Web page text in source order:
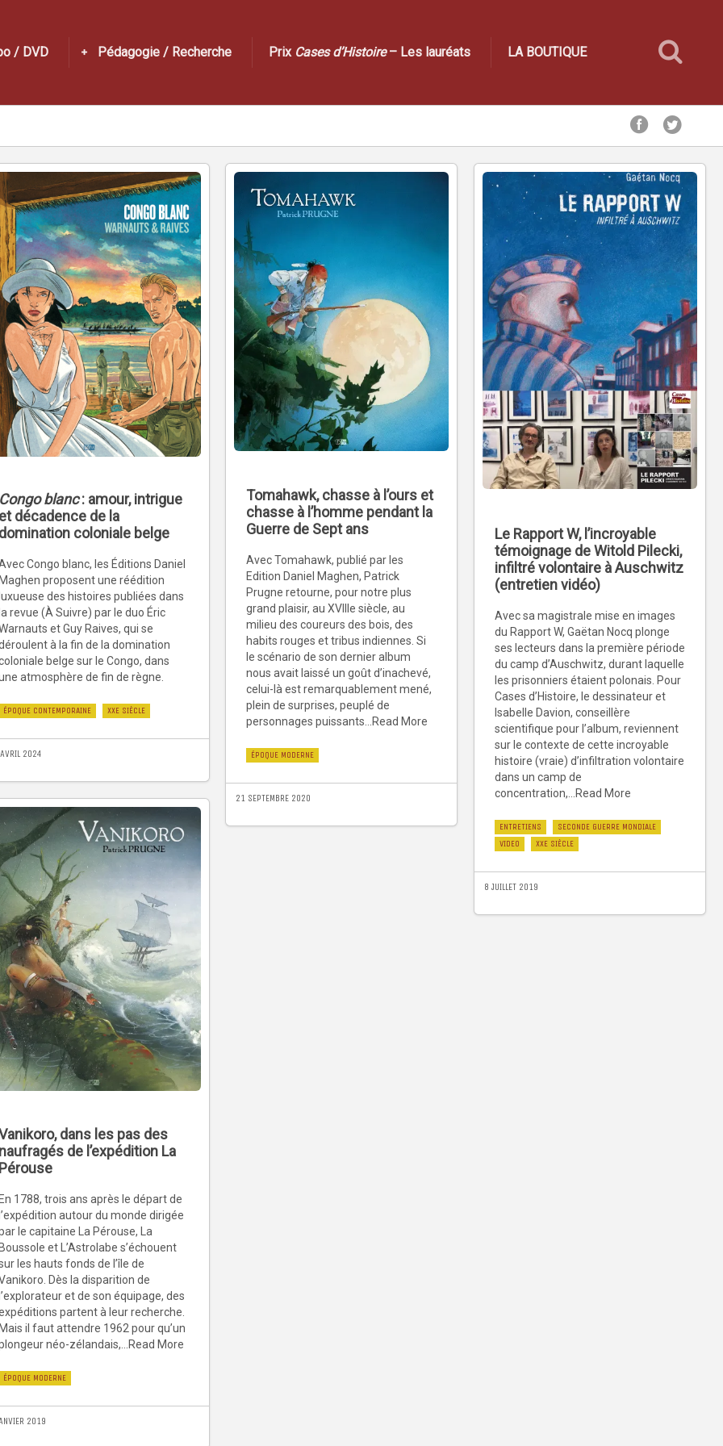
/ DVD Pédagogie / Recherche Prix Cases d’Histoire– Les lauréats LA BOUTIQUE
blanc: amour, intrigue
décadence de la
coloniale belge
Congo blanc, les Éditions Daniel
proposent une réédition
des histoires publiées dans
revue (À Suivre) par le duo Éric
et Guy Raives, qui se
à la fin de la domination
belge sur le Congo, dans
atmosphère de fin de règne.
ÉPOQUE CONTEMPORAINE XXE SIÈCLE
2024
Tomahawk, chasse à l’ours et
chasse à l’homme pendant la
Guerre de Sept ans
Avec Tomahawk, publié par les
Edition Daniel Maghen, Patrick
Prugne retourne, pour notre plus
grand plaisir, au XVIIIe siècle, au
milieu des coureurs des bois, des
habits rouges et tribus indiennes. Si
le scénario de son dernier album
nous avait laissé un goût d’inachevé,
celui-là est remarquablement mené,
plein de surprises, peuplé de
personnages puissants...Read More
ÉPOQUE MODERNE
21 SEPTEMBRE 2020
Le Rapport W, l’incroyable
témoignage de Witold Pilecki,
infiltré volontaire à Auschwitz
(entretien vidéo)
Avec sa magistrale mise en images
du Rapport W, Gaëtan Nocq plonge
ses lecteurs dans la première période
du camp d’Auschwitz, durant laquelle
les prisonniers étaient polonais. Pour
Cases d’Histoire, le dessinateur et
Isabelle Davion, conseillère
scientifique pour l’album, reviennent
sur le contexte de cette incroyable
histoire (vraie) d’infiltration volontaire
dans un camp de
concentration,...Read More
ENTRETIENS
SECONDE GUERRE MONDIALE
VIDEO
XXE SIÈCLE
8 JUILLET 2019
dans les pas des
de l’expédition La
1788, trois ans après le départ de
autour du monde dirigée
le capitaine La Pérouse, La
et L’Astrolabe s’échouent
les hauts fonds de l’île de
Dès la disparition de
et de son équipage, des
partent à leur recherche.
il faut attendre 1962 pour qu’un
néo-zélandais,...Read More
ÉPOQUE MODERNE
2019